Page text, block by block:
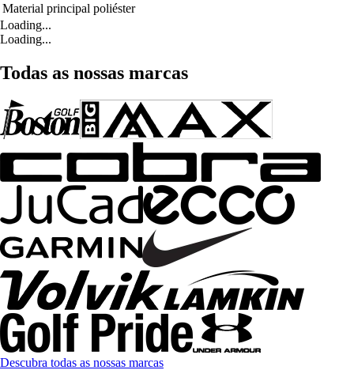
Material principal poliéster
Loading...
Loading...
Todas as nossas marcas
Descubra todas as nossas marcas